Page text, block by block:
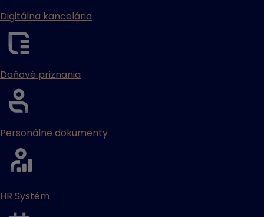
Digitálna kancelária
Daňové priznania
Personálne dokumenty
HR Systém